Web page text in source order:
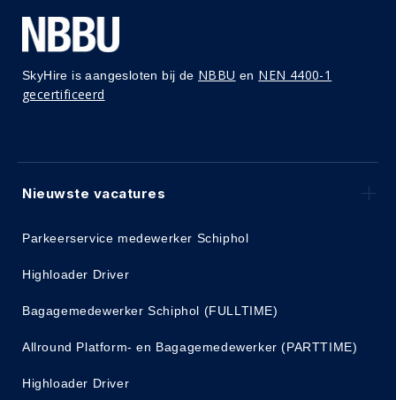
SkyHire is aangesloten bij de NBBU en NEN 4400-1
gecertificeerd
Nieuwste vacatures
Parkeerservice medewerker Schiphol
Highloader Driver
Bagagemedewerker Schiphol (FULLTIME)
Allround Platform- en Bagagemedewerker (PARTTIME)
Highloader Driver